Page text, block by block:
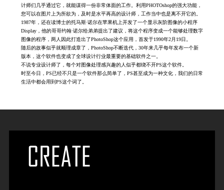
计师们几乎通过它，就能谋得一份非常体面的工作。利用PHOTOshop的强大功能，
您可以在图片上为所欲为，及时是水平再高的设计师，工作当中也是离不开它的。
1987年，还在读博士的托马斯·诺尔在苹果机上开发了一个显示灰阶图像的小程序
Display，他的哥哥约翰·诺尔给弟弟提出了建议，将这个程序变成一个能够处理数字
图像的程序，两人因此打造出了PhotoShop这个应用，首发于1990年2月19日。
随后的故事似乎就顺理成章了，PhotoShop不断迭代，30年来几乎每年发布一个新
版本，这个软件也变成了全球设计行业最重要的基础软件之一。
不说专业设计师了，每个对图像处理感兴趣的人似乎都绕不开PS这个软件。
时至今日，PS已经不只是一个软件那么简单了，PS甚至成为一种文化，我们的日常
生活中都会用到PS这个词了。